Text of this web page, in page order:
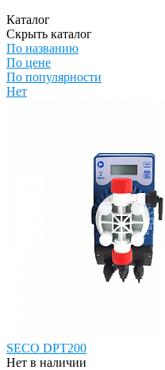
Каталог
Скрыть каталог
По названию
По цене
По популярности
Нет
SECO DPT200
Нет в наличии